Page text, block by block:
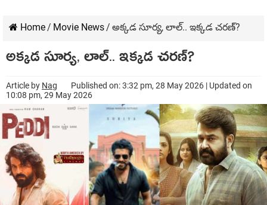
Home/ Movie News/ అక్కడ సూర్య, లాల్.. ఇక్కడ చరణ్?
అక్కడ సూర్య, లాల్.. ఇక్కడ చరణ్?
Article by Nag
Published on: 3:32 pm, 28 May 2026 | Updated on
10:08 pm, 29 May 2026